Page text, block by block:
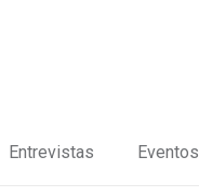
Entrevistas Eventos